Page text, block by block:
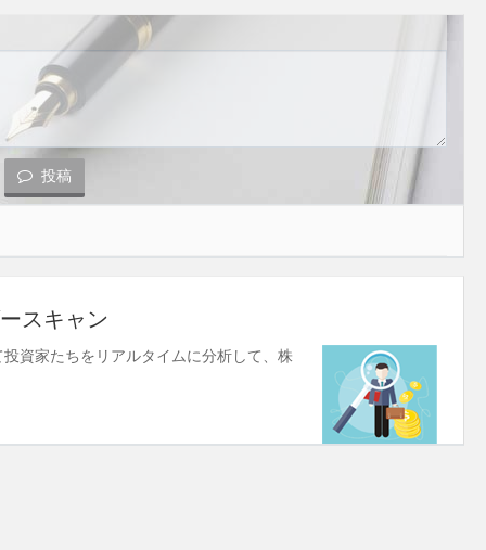
投稿
スキャン
資家たちをリアルタイムに分析して、株